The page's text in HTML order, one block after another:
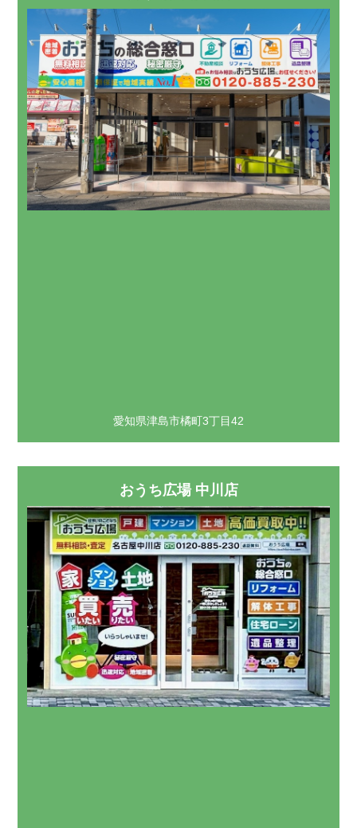
愛知県津島市橘町3丁目42
おうち広場 中川店